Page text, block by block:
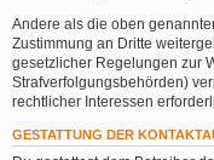
Andere als die oben
Zustimmung an Dritte
gesetzlicher Regelungen zur
Strafverfolgungsbehörden)
rechtlicher Interessen
GESTATTUNG DER